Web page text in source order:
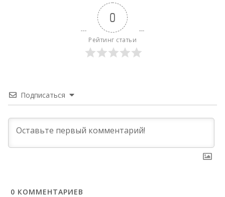
0
Рейтинг статьи
Подписаться
0 КОММЕНТАРИЕВ